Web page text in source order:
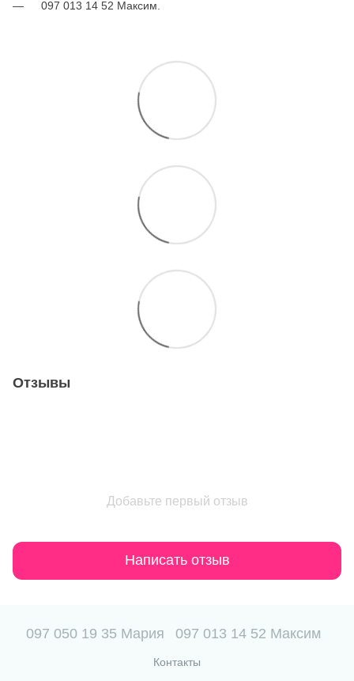
097 013 14 52 Максим.
Отзывы
Добавьте первый отзыв
Написать отзыв
097 050 19 35 Мария 097 013 14 52 Максим
Контакты